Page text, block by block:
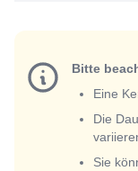
Bitte
Eine
Die
Sie